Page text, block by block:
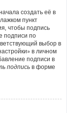
создать её в
пункт
чтобы подпись
подписи по
выбор в
в личном
подписи в
подпись в форме